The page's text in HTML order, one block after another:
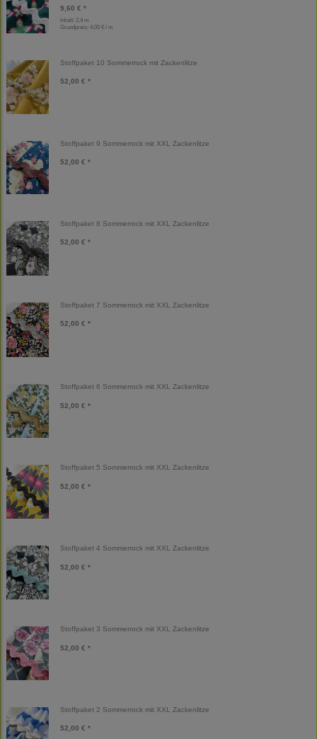
9,60 € *
Inhalt: 2,4 m
Grundpreis: 4,00 € / m
Stoffpaket 10 Sommerrock mit Zackenlitze
52,00 € *
Stoffpaket 9 Sommerrock mit XXL Zackenlitze
52,00 € *
Stoffpaket 8 Sommerrock mit XXL Zackenlitze
52,00 € *
Stoffpaket 7 Sommerrock mit XXL Zackenlitze
52,00 € *
Stoffpaket 6 Sommerrock mit XXL Zackenlitze
52,00 € *
Stoffpaket 5 Sommerrock mit XXL Zackenlitze
52,00 € *
Stoffpaket 4 Sommerrock mit XXL Zackenlitze
52,00 € *
Stoffpaket 3 Sommerrock mit XXL Zackenlitze
52,00 € *
Stoffpaket 2 Sommerrock mit XXL Zackenlitze
52,00 € *